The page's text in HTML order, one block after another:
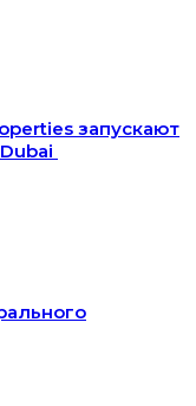
запускают